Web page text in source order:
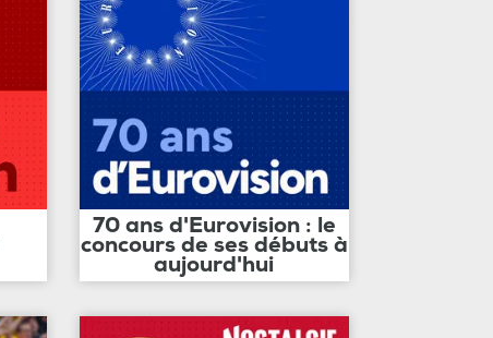
70 ans d'Eurovision : le
concours de ses débuts à
aujourd'hui